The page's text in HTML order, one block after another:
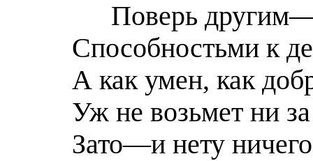
Поверь
Способностьми к
А как умен, как
Уж не возьмет ни
Зато—и нету